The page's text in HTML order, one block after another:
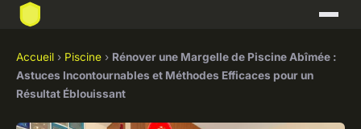
Accueil › Piscine › Rénover une Margelle de Piscine Abîmée :
Astuces Incontournables et Méthodes Efficaces pour un
Résultat Éblouissant